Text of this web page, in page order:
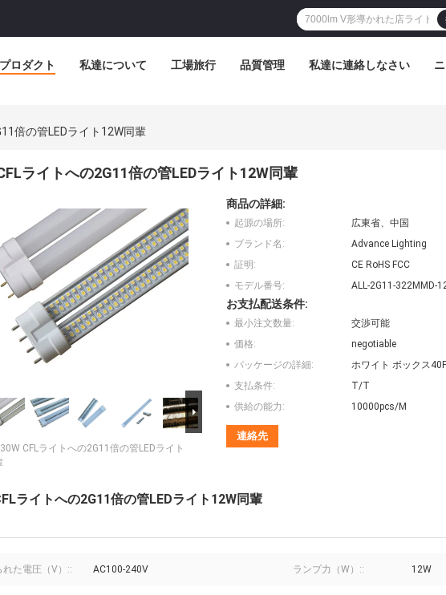
プロダクト 私達について 工場旅行 品質管理 私達に連絡しなさい
倍の管LEDライト12W同輩
ライトへの2G11倍の管LEDライト12W同輩
30W CFLライトへの2G11倍の管LEDライト
商品の詳細:
起源の場所:
広東省、中国
ブランド名:
Advance Lighting
証明:
CE RoHS FCC
モデル番号:
ALL-2G11-322MMD-
お支払配送条件:
最小注文数量:
交渉可能
価格:
negotiable
パッケージの詳細:
ホワイト ボックス
支払条件:
T/T
供給の能力:
10000pcs/M
連絡先
ライトへの2G11倍の管LEDライト12W同輩
れた電圧（V）:: AC100-240V ランプ力（W）:: 12W